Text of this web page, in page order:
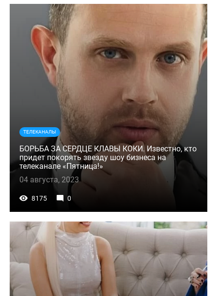
ТЕЛЕКАНАЛЫ
БОРЬБА ЗА СЕРДЦЕ КЛАВЫ КОКИ. Известно, кто
придет покорять звезду шоу бизнеса на
телеканале «Пятница!»
04 августа, 2023
8175 0